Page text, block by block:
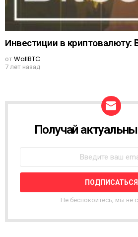
Инвестиции в
отWallBTC
7 лет назад
W
L
E
T
R
Получай
Не беспокойтесь, мы не